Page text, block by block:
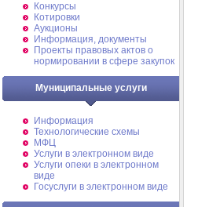
Конкурсы
Котировки
Аукционы
Информация, документы
Проекты правовых актов о
нормировании в сфере закупок
Муниципальные услуги
Информация
Технологические схемы
МФЦ
Услуги в электронном виде
Услуги опеки в электронном
виде
Госуслуги в электронном виде